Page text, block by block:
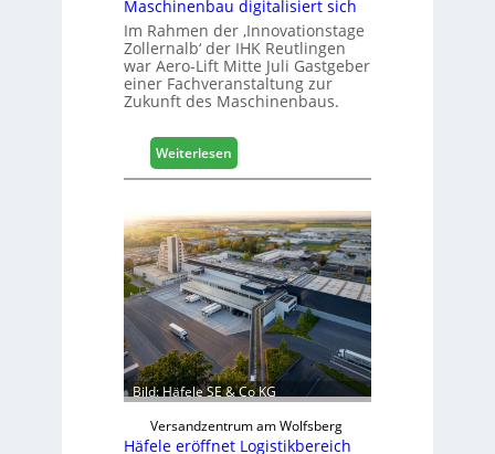
Maschinenbau digitalisiert sich
Im Rahmen der ‚Innovationstage
Zollernalb‘ der IHK Reutlingen
war Aero-Lift Mitte Juli Gastgeber
einer Fachveranstaltung zur
Zukunft des Maschinenbaus.
Weiterlesen:
M
s
c
h
i
n
e
n
b
a
u
d
i
Bild: Häfele SE & Co KG
Versandzentrum am Wolfsberg
Häfele eröffnet Logistikbereich